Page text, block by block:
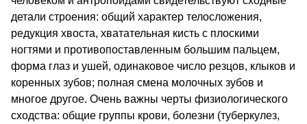
детали строения: общий характер телосложения,
редукция хвоста, хватательная кисть с плоскими
ногтями и противопоставленным большим пальцем,
форма глаз и ушей, одинаковое число резцов, клыков и
коренных зубов; полная смена молочных зубов и
многое другое. Очень важны черты физиологического
сходства: общие группы крови, болезни (туберкулез,